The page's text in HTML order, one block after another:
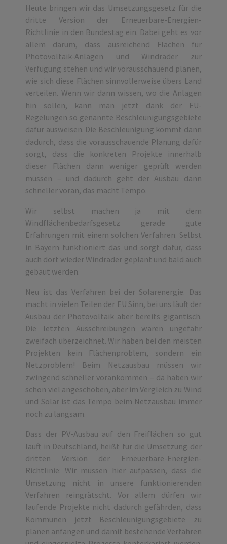
Heute bringen wir das Umsetzungsgesetz für die
dritte Version der Erneuerbare-Energien-
Richtlinie in den Bundestag ein. Dabei geht es vor
allem darum, dass ausreichend Flächen für
Photovoltaik-Anlagen und Windräder zur
Verfügung stehen und wir vorausschauend planen,
wie sich diese Flächen sinnvollerweise übers Land
verteilen. Wenn wir dann wissen, wo die Anlagen
hin sollen, kann man jetzt dank der EU-
Regelungen so genannte Beschleunigungsgebiete
dafür ausweisen. Die Beschleunigung kommt dann
dadurch, dass die vorausschauende Planung dafür
sorgt, dass die konkreten Projekte innerhalb
dieser Flächen dann weniger geprüft werden
müssen – und dadurch geht der Ausbau dann
schneller voran, das macht Tempo.
Wir selbst machen ja mit dem
Windflächenbedarfsgesetz gerade gute
Erfahrungen mit einem solchen Verfahren. Selbst
in Bayern funktioniert das und sorgt dafür, dass
auch dort wieder Windräder geplant und bald auch
gebaut werden.
Neu ist das Verfahren bei der Solarenergie. Das
macht in vielen Teilen der EU Sinn, bei uns läuft der
Ausbau der Photovoltaik aber bereits gigantisch.
Die letzten Ausschreibungen waren ungefähr
zweifach überzeichnet. Wir haben bei den meisten
Projekten kein Flächenproblem, sondern ein
Netzproblem! Beim Netzausbau müssen wir
zwingend schneller vorankommen – da haben wir
schon viel angeschoben, aber im Vergleich zu Wind
und Solar ist das Tempo beim Netzausbau immer
noch zu langsam.
Dass der PV-Ausbau auf den Freiflächen so gut
läuft in Deutschland, heißt für die Umsetzung der
dritten Version der Erneuerbare-Energien-
Richtlinie: Wir müssen hier aufpassen, dass die
Umsetzung nicht in unsere funktionierenden
Verfahren reingrätscht. Vor allem dürfen wir
laufende Projekte nicht dadurch gefährden, dass
Kommunen jetzt Beschleunigungsgebiete zu
planen anfangen und damit bestehende Verfahren